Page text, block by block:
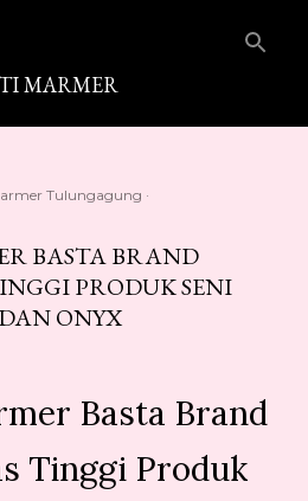
MARMER
Tulungagung
BASTA BRAND
PRODUK SENI
ONYX
Basta Brand
Tinggi Produk